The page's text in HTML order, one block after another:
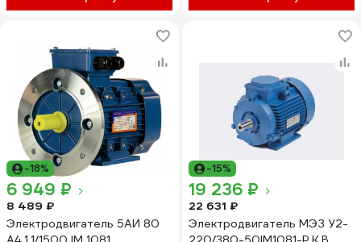
-18%
6 949 ₽
8 489 ₽
Электродвигатель 5АИ 80
-15%
19 236 ₽
22 631 ₽
Электродвигатель МЭЗ У2-